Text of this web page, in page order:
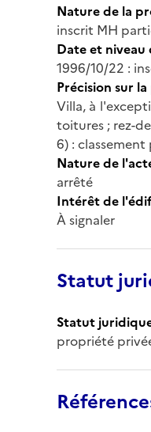
Nature de la
inscrit MH
Date et
1996/10/22 :
Précision sur
Villa, à
toitures ; rez-
6) :
Nature de
arrêté
Intérêt de
À signaler
Statut
Statut
propriété